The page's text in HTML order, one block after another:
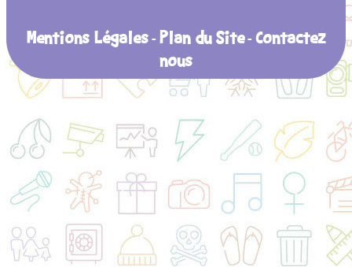
Mentions Légales- Plan du Site- Contactez
nous